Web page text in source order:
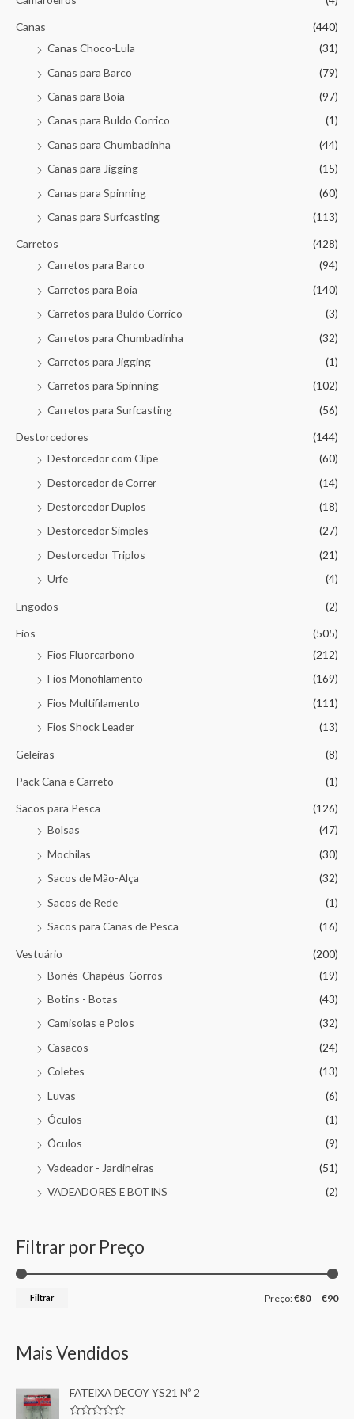
Canas
(440)
Canas Choco-Lula
(31)
Canas para Barco
(79)
Canas para Boia
(97)
Canas para Buldo Corrico
(1)
Canas para Chumbadinha
(44)
Canas para Jigging
(15)
Canas para Spinning
(60)
Canas para Surfcasting
(113)
Carretos
(428)
Carretos para Barco
(94)
Carretos para Boia
(140)
Carretos para Buldo Corrico
(3)
Carretos para Chumbadinha
(32)
Carretos para Jigging
(1)
Carretos para Spinning
(102)
Carretos para Surfcasting
(56)
Destorcedores
(144)
Destorcedor com Clipe
(60)
Destorcedor de Correr
(14)
Destorcedor Duplos
(18)
Destorcedor Simples
(27)
Destorcedor Triplos
(21)
Urfe
(4)
Engodos (2)
Fios
(505)
Fios Fluorcarbono
(212)
Fios Monofilamento
(169)
Fios Multifilamento
(111)
Fios Shock Leader
(13)
Geleiras (8)
Pack Cana e Carreto (1)
Sacos para Pesca
(126)
Bolsas
(47)
Mochilas
(30)
Sacos de Mão-Alça
(32)
Sacos de Rede
(1)
Sacos para Canas de Pesca
(16)
Vestuário
(200)
Bonés-Chapéus-Gorros
(19)
Botins - Botas
(43)
Camisolas e Polos
(32)
Casacos
(24)
Coletes
(13)
Luvas
(6)
Óculos
(1)
Óculos
(9)
Vadeador - Jardineiras
(51)
VADEADORES E BOTINS
(2)
Filtrar por Preço
Filtrar Preço:€80— €90
Mais Vendidos
FATEIXA DECOY YS21 Nº 2